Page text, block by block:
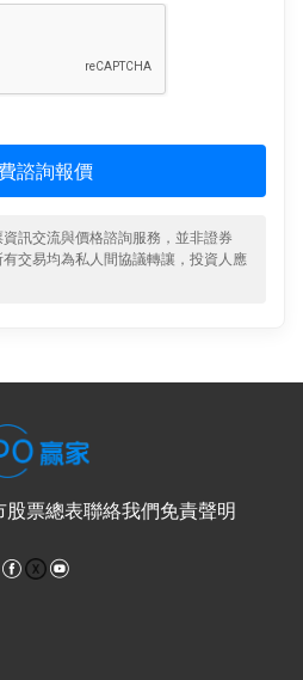
諮詢報價
訊交流與價格諮詢服務，並非證券
交易均為私人間協議轉讓，投資人應
股票總表聯絡我們免責聲明
Facebook